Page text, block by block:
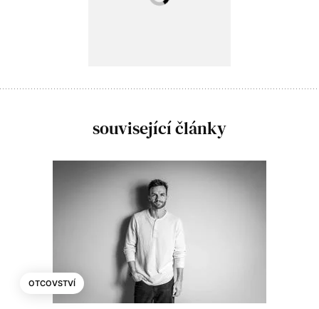
související články
OTCOVSTVÍ